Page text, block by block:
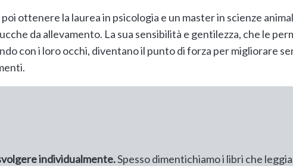
ottenere la laurea in psicologia e un master in scienze
da allevamento. La sua sensibilità e gentilezza, che le
con i loro occhi, diventano il punto di forza per migliorare
individualmente.Spesso dimentichiamo i libri che